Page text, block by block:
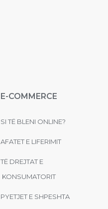
E-COMMERCE
SI TË BLENI ONLINE?
AFATET E LIFERIMIT
TË DREJTAT E
KONSUMATORIT
PYETJET E SHPESHTA